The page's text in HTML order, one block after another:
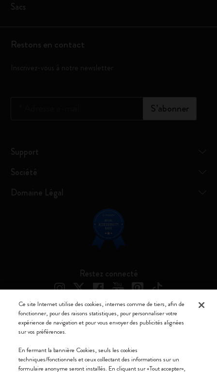
Sacs
Restons en contact
Inscrivez-vous à notre newsletter
S’abonner
Support
Société
Domaine Légal
Restez connecté
Moleskine ® est une marque enregistrée de Moleskine Srl a socio unico
Italia - P. IVA / CCIAA n. 07234480965 - REA MI 1945400 - Cap.
Soc. €2.181.513,42
Ce site Internet utilise des cookies, internes comme de tiers, afin de
fonctionner, pour des raisons statistiques, pour personnaliser votre
expérience de navigation et pour vous envoyer des publicités alignées
sur vos préférences.
En fermant la bannière Cookies, seuls les cookies
techniques/fonctionnels et ceux collectant des informations sur un
formulaire anonyme seront installés. En cliquant sur «Tout accepter»,